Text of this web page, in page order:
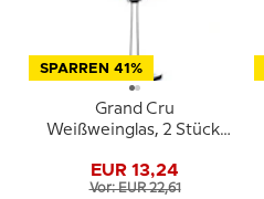
SPARREN 41%
Grand Cru
Weißweinglas, 2 Stück,
EUR 13,24
Vor: EUR 22,61